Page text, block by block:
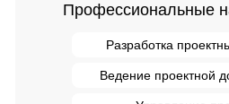
Профессиональные
Разработка
Ведение проектной